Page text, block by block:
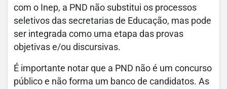
com o Inep, a PND não substitui os processos
seletivos das secretarias de Educação, mas pode
ser integrada como uma etapa das provas
objetivas e/ou discursivas.
É importante notar que a PND não é um concurso
público e não forma um banco de candidatos. As